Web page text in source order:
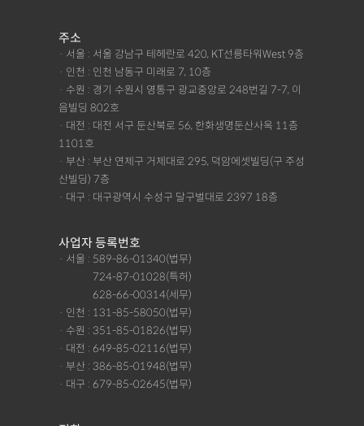
주소
· 서울 : 서울 강남구 테헤란로 420, KT선릉타워West 9층
· 인천 : 인천 남동구 미래로 7, 10층
· 수원 : 경기 수원시 영통구 광교중앙로 248번길 7-7, 이
음빌딩 802호
· 대전 : 대전 서구 둔산북로 56, 한화생명둔산사옥 11층
1101호
· 부산 : 부산 연제구 거제대로 295, 덕암에셋빌딩(구 주성
산빌딩) 7층
· 대구 : 대구광역시 수성구 달구벌대로 2397 18층
사업자 등록번호
· 서울 : 589-86-01340(법무)
724-87-01028(특허)
628-66-00314(세무)
· 인천 : 131-85-58050(법무)
· 수원 : 351-85-01826(법무)
· 대전 : 649-85-02116(법무)
· 부산 : 386-85-01948(법무)
· 대구 : 679-85-02645(법무)